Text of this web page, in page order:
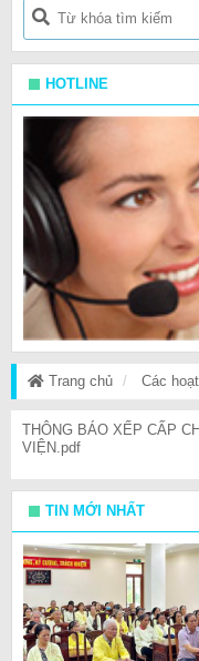
HOTLINE
Trang chủ Các
THÔNG BÁO XẾP CẤP
VIỆN.pdf
TIN MỚI NHẤT